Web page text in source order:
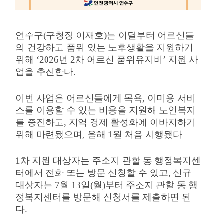
연수구(구청장 이재호)는 이달부터 어르신들
의 건강하고 품위 있는 노후생활을 지원하기
위해 ‘2026년 2차 어르신 품위유지비 ’ 지원 사
업을 추진한다.
이번 사업은 어르신들에게 목욕, 이미용 서비
스를 이용할 수 있는 비용을 지원해 노인복지
를 증진하고, 지역 경제 활성화에 이바지하기
위해 마련됐으며 , 올해 1 월 처음 시행됐다.
1 차 지원 대상자는 주소지 관할 동 행정복지센
터에서 전화 또는 방문 신청할 수 있고, 신규
대상자는 7월 13일(월)부터 주소지 관할 동 행
정복지센터를 방문해 신청서를 제출하면 된
다.